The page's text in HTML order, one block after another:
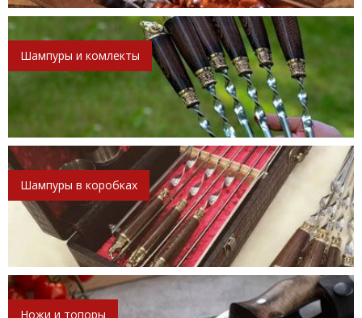
Шампуры и комлекты
Шампуры в коробках
Ножи и топоры